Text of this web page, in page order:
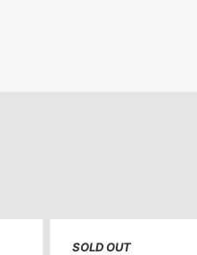
SOLD OUT